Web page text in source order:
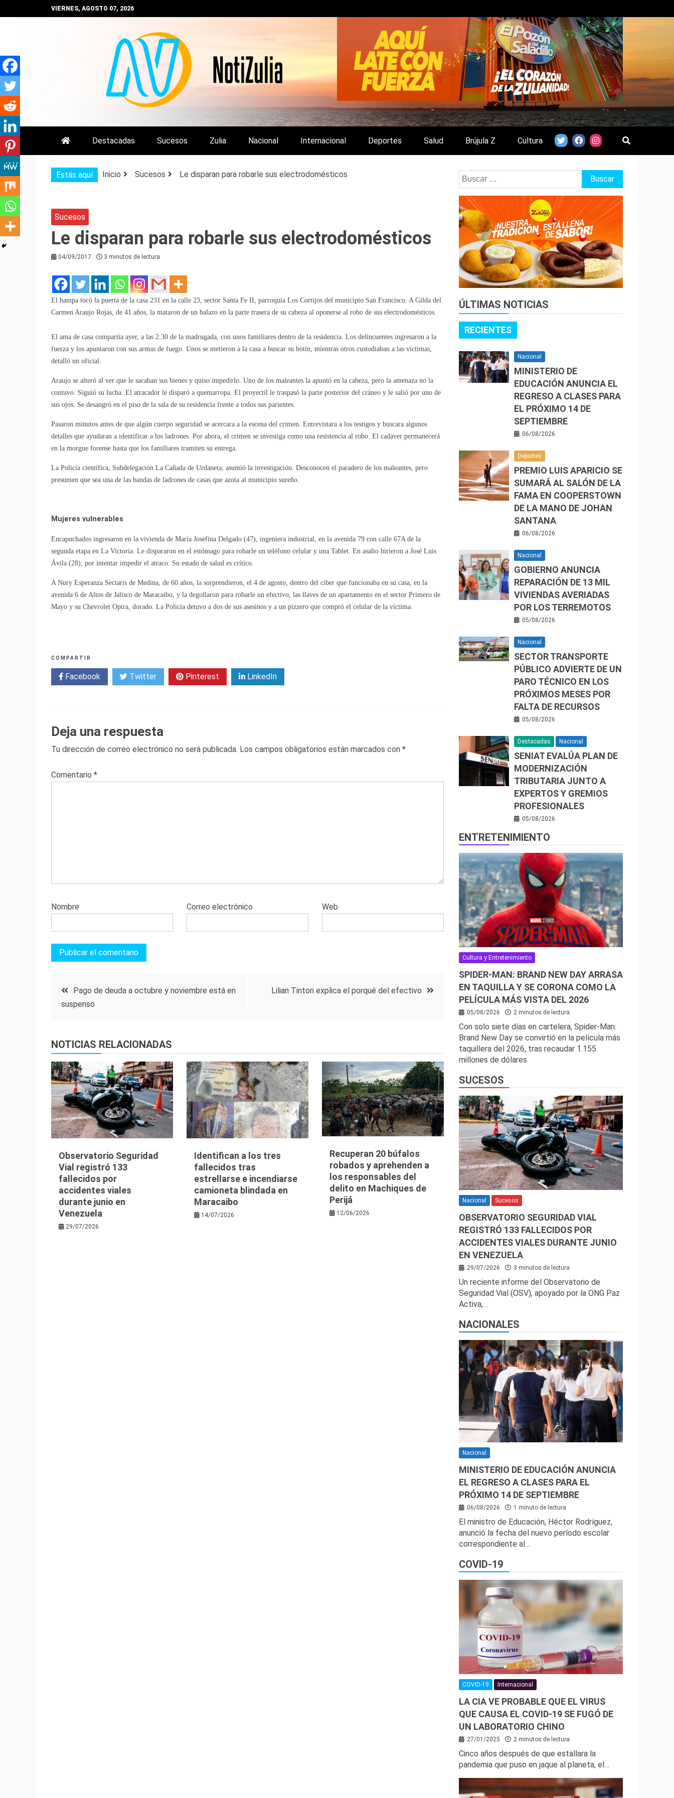
al
VIERNES, AGOSTO 07, 2026
NOTIZULIA
NOTICIAS DEL ZULIA, VENEZUELA Y DE INTERÉS GENERAL.
Destacadas Sucesos Zulia Nacional Internacional Deportes Salud Brújula Z Cultura
Estás aquí Inicio Sucesos Le disparan para robarle sus electrodomésticos
Sucesos
Le disparan para robarle sus electrodomésticos
04/09/2017 3 minutos de lectura
El hampa tocó la puerta de la casa 231 en la calle 23, sector Santa Fe II, parroquia Los Cortijos del municipio San Francisco. A Gilda del
Carmen Araujo Rojas, de 41 años, la mataron de un balazo en la parte trasera de su cabeza al oponerse al robo de sus electrodomésticos.
El ama de casa compartía ayer, a las 2.30 de la madrugada, con unos familiares dentro de la residencia. Los delincuentes ingresaron a la
fuerza y los apuntaron con sus armas de fuego. Unos se metieron a la casa a buscar su botín, mientras otros custodiaban a las víctimas,
detalló un oficial.
Araujo se alteró al ver que le sacaban sus bienes y quiso impedirlo. Uno de los maleantes la apuntó en la cabeza, pero la amenaza no la
contuvo. Siguió su lucha. El atracador le disparó a quemarropa. El proyectil le traspasó la parte posterior del cráneo y le salió por uno de
sus ojos. Se desangró en el piso de la sala de su residencia frente a todos sus parientes.
Pasaron minutos antes de que algún cuerpo seguridad se acercara a la escena del crimen. Entrevistara a los testigos y buscara algunos
detalles que ayudaran a identificar a los ladrones. Por ahora, el crimen se investiga como una resistencia al robo. El cadáver permanecerá
en la morgue forense hasta que los familiares tramiten su entrega.
La Policía científica, Subdelegación La Cañada de Urdaneta, asumió la investigación. Desconocen el paradero de los maleantes, pero
presumen que sea una de las bandas de ladrones de casas que azota al municipio sureño.
Mujeres vulnerables
Encapuchados ingresaron en la vivienda de María Josefina Delgado (47), ingeniera industrial, en la avenida 79 con calle 67A de la
segunda etapa en La Victoria. Le dispararon en el estómago para robarle un teléfono celular y una Tablet. En asalto hirieron a José Luis
Ávila (28), por intentar impedir el atraco. Su estado de salud es crítico.
A Nury Esperanza Sectaris de Medina, de 60 años, la sorprendieron, el 4 de agosto, dentro del ciber que funcionaba en su casa, en la
avenida 6 de Altos de Jalisco de Maracaibo, y la degollaron para robarle un efectivo, las llaves de un apartamento en el sector Primero de
Mayo y su Chevrolet Optra, dorado. La Policía detuvo a dos de sus asesinos y a un pizzero que compró el celular de la víctima.
COMPARTIR
Facebook Twitter Pinterest LinkedIn
Deja una respuesta
Tu dirección de correo electrónico no será publicada. Los campos obligatorios están marcados con *
Comentario *
Nombre Correo electrónico Web
Navegación
entradas
Pago de deuda a octubre y noviembre está en
suspenso
Lilian Tintori explica el porqué del efectivo
NOTICIAS RELACIONADAS
Observatorio Seguridad
Vial registró 133
fallecidos por
accidentes viales
durante junio en
Venezuela
29/07/2026
Identifican a los tres
fallecidos tras
estrellarse e incendiarse
camioneta blindada en
Maracaibo
14/07/2026
Recuperan 20 búfalos
robados y aprehenden a
los responsables del
delito en Machiques de
Perijá
12/06/2026
Buscar:
ÚLTIMAS NOTICIAS
RECIENTES
Nacional
MINISTERIO DE
EDUCACIÓN ANUNCIA EL
REGRESO A CLASES PARA
EL PRÓXIMO 14 DE
SEPTIEMBRE
06/08/2026
Deportes
PREMIO LUIS APARICIO SE
SUMARÁ AL SALÓN DE LA
FAMA EN COOPERSTOWN
DE LA MANO DE JOHAN
SANTANA
06/08/2026
Nacional
GOBIERNO ANUNCIA
REPARACIÓN DE 13 MIL
VIVIENDAS AVERIADAS
POR LOS TERREMOTOS
05/08/2026
Nacional
SECTOR TRANSPORTE
PÚBLICO ADVIERTE DE UN
PARO TÉCNICO EN LOS
PRÓXIMOS MESES POR
FALTA DE RECURSOS
05/08/2026
Destacadas Nacional
SENIAT EVALÚA PLAN DE
MODERNIZACIÓN
TRIBUTARIA JUNTO A
EXPERTOS Y GREMIOS
PROFESIONALES
05/08/2026
ENTRETENIMIENTO
Cultura y Entretenimiento
SPIDER-MAN: BRAND NEW DAY ARRASA
EN TAQUILLA Y SE CORONA COMO LA
PELÍCULA MÁS VISTA DEL 2026
05/08/2026 2 minutos de lectura
Con solo siete días en cartelera, Spider-Man:
Brand New Day se convirtió en la película más
taquillera del 2026, tras recaudar 1.155
millones de dólares
SUCESOS
Nacional Sucesos
OBSERVATORIO SEGURIDAD VIAL
REGISTRÓ 133 FALLECIDOS POR
ACCIDENTES VIALES DURANTE JUNIO
EN VENEZUELA
29/07/2026 3 minutos de lectura
Un reciente informe del Observatorio de
Seguridad Vial (OSV), apoyado por la ONG Paz
Activa,…
NACIONALES
Nacional
MINISTERIO DE EDUCACIÓN ANUNCIA
EL REGRESO A CLASES PARA EL
PRÓXIMO 14 DE SEPTIEMBRE
06/08/2026 1 minuto de lectura
El ministro de Educación, Héctor Rodríguez,
anunció la fecha del nuevo período escolar
correspondiente al…
COVID-19
COVID-19 Internacional
LA CIA VE PROBABLE QUE EL VIRUS
QUE CAUSA EL COVID-19 SE FUGÓ DE
UN LABORATORIO CHINO
27/01/2025 2 minutos de lectura
Cinco años después de que estallara la
pandemia que puso en jaque al planeta, el…